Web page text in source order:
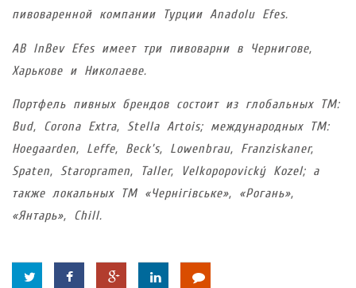
пивоваренной компании Турции Anadolu Efes.
AB InBev Efes имеет три пивоварни в Чернигове,
Харькове и Николаеве.
Портфель пивных брендов состоит из глобальных ТМ:
Bud, Corona Extra, Stella Artois; международных ТМ:
Hoegaarden, Leffe, Beck’s, Lowenbrau, Franziskaner,
Spaten, Staropramen, Taller,
Velkopopovický Kozel; а
также локальных ТМ «Чернігівське», «Рогань»,
«Янтарь», Сhill.